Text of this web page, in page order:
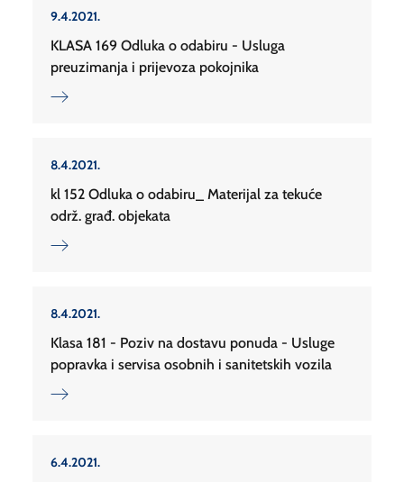
9.4.2021.
KLASA 169 Odluka o odabiru - Usluga
preuzimanja i prijevoza pokojnika
8.4.2021.
kl 152 Odluka o odabiru_ Materijal za tekuće
održ. građ. objekata
8.4.2021.
Klasa 181 - Poziv na dostavu ponuda - Usluge
popravka i servisa osobnih i sanitetskih vozila
6.4.2021.